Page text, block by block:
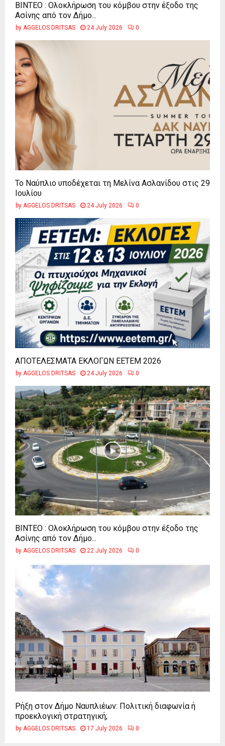
ΒΙΝΤΕΟ : Ολοκλήρωση του κόμβου στην έξοδο της
Ασίνης από τον Δήμο...
by AGGELOS DRITSAS 24 July 2026 0
Το Ναύπλιο υποδέχεται τη Μελίνα Ασλανίδου στις 29
Ιουλίου
by AGGELOS DRITSAS 24 July 2026 0
ΑΠΟΤΕΛΕΣΜΑΤΑ ΕΚΛΟΓΩΝ ΕΕΤΕΜ 2026
by AGGELOS DRITSAS 24 July 2026 0
ΒΙΝΤΕΟ : Ολοκλήρωση του κόμβου στην έξοδο της
Ασίνης από τον Δήμο...
by AGGELOS DRITSAS 22 July 2026 0
Ρήξη στον Δήμο Ναυπλιέων: Πολιτική διαφωνία ή
προεκλογική στρατηγική;
by AGGELOS DRITSAS 17 July 2026 0